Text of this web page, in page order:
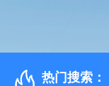
热门搜索：